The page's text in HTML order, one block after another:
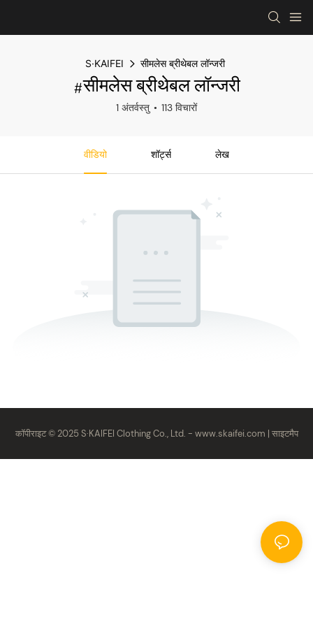
S·KAIFEI सीमलेस ब्रीथेबल लॉन्जरी
#सीमलेस ब्रीथेबल लॉन्जरी
1 अंतर्वस्तु 113 विचारों
वीडियो शॉर्ट्स लेख
कॉपीराइट © 2025 S·KAIFEI Clothing Co., Ltd. - www.skaifei.com | साइटमैप